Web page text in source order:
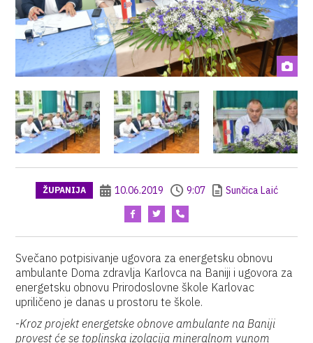
ŽUPANIJA 10.06.2019 9:07 Sunčica Laić
Svečano potpisivanje ugovora za energetsku obnovu
ambulante Doma zdravlja Karlovca na Baniji i ugovora za
energetsku obnovu Prirodoslovne škole Karlovac
upriličeno je danas u prostoru te škole.
-Kroz projekt energetske obnove ambulante na Baniji
provest će se toplinska izolacija mineralnom vunom